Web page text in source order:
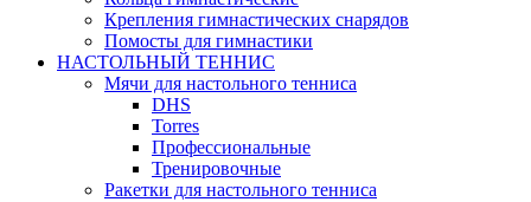
Крепления гимнастических снарядов
Помосты для гимнастики
НАСТОЛЬНЫЙ ТЕННИС
Мячи для настольного тенниса
DHS
Torres
Профессиональные
Тренировочные
Ракетки для настольного тенниса